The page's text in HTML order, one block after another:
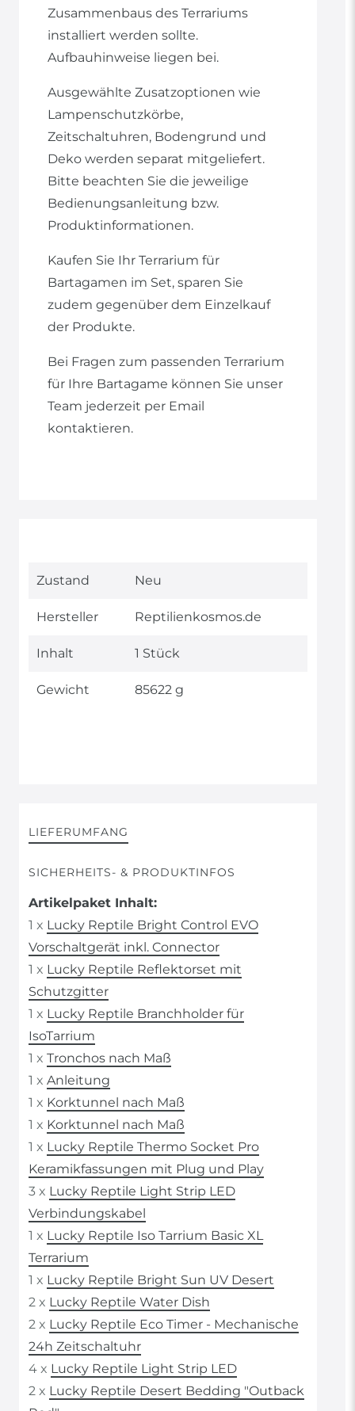
Zusammenbaus des Terrariums
installiert werden sollte.
Aufbauhinweise liegen bei.
Ausgewählte Zusatzoptionen wie
Lampenschutzkörbe,
Zeitschaltuhren, Bodengrund und
Deko werden separat mitgeliefert.
Bitte beachten Sie die jeweilige
Bedienungsanleitung bzw.
Produktinformationen.
Kaufen Sie Ihr Terrarium für
Bartagamen im Set, sparen Sie
zudem gegenüber dem Einzelkauf
der Produkte.
Bei Fragen zum passenden Terrarium
für Ihre Bartagame können Sie unser
Team jederzeit per Email
kontaktieren.
Technisches
Wert
Zustand Neu
Hersteller Reptilienkosmos.de
Inhalt 1 Stück
Gewicht 85622 g
LIEFERUMFANG
SICHERHEITS- & PRODUKTINFOS
Artikelpaket Inhalt:
1 x Lucky Reptile Bright Control EVO
Vorschaltgerät inkl. Connector
1 x Lucky Reptile Reflektorset mit
Schutzgitter
1 x Lucky Reptile Branchholder für
IsoTarrium
1 x Tronchos nach Maß
1 x Anleitung
1 x Korktunnel nach Maß
1 x Korktunnel nach Maß
1 x Lucky Reptile Thermo Socket Pro
Keramikfassungen mit Plug und Play
3 x Lucky Reptile Light Strip LED
Verbindungskabel
1 x Lucky Reptile Iso Tarrium Basic XL
Terrarium
1 x Lucky Reptile Bright Sun UV Desert
2 x Lucky Reptile Water Dish
2 x Lucky Reptile Eco Timer - Mechanische
24h Zeitschaltuhr
4 x Lucky Reptile Light Strip LED
2 x Lucky Reptile Desert Bedding "Outback